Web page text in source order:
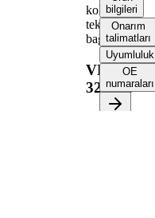
kolu,
tekerlek
bağlantısı
VKDS
327518
bilgileri
Onarım
talimatları
Uyumluluk
OE
numaraları